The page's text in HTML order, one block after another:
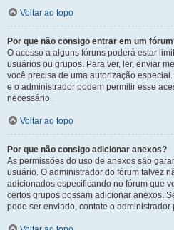
Voltar ao topo
Por que não consigo entrar em um
O acesso a alguns fóruns poderá estar
usuários ou grupos. Para ver, ler, enviar
você precisa de uma autorização
e o administrador podem permitir esse
necessário.
Voltar ao topo
Por que não consigo adicionar anexos?
As permissões do uso de anexos são
usuário. O administrador do fórum talvez
adicionados especificando no fórum que
certos grupos possam adicionar anexos.
pode ser enviado, contate o